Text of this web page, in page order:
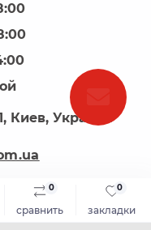
сравнить
0
закладки
0
Киев, Украина